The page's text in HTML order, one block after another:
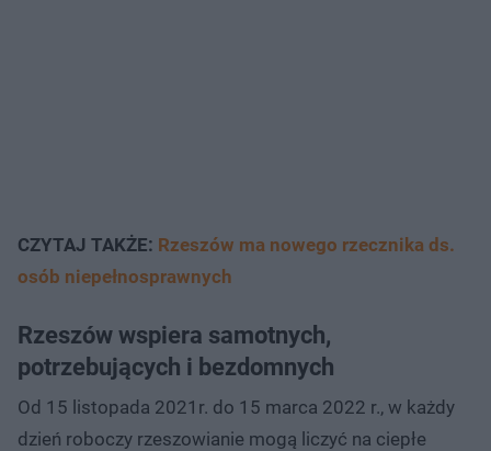
CZYTAJ TAKŻE: Rzeszów ma nowego rzecznika ds.
osób niepełnosprawnych
Rzeszów wspiera samotnych,
potrzebujących i bezdomnych
Od 15 listopada 2021r. do 15 marca 2022 r., w każdy
dzień roboczy rzeszowianie mogą liczyć na ciepłe